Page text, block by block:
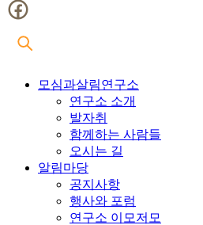
모심과살림연구소
연구소 소개
발자취
함께하는 사람들
오시는 길
알림마당
공지사항
행사와 포럼
연구소 이모저모